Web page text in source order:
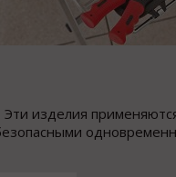
изделия